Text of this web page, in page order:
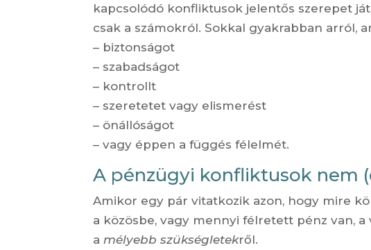
kapcsolódó konfliktusok jelentős szerepet
csak a számokról. Sokkal gyakrabban arról,
– biztonságot
– szabadságot
– kontrollt
– szeretetet vagy elismerést
– önállóságot
– vagy éppen a függés félelmét.
A pénzügyi konfliktusok nem
Amikor egy pár vitatkozik azon, hogy mire
a közösbe, vagy mennyi félretett pénz van,
amélyebb szükségletekről.